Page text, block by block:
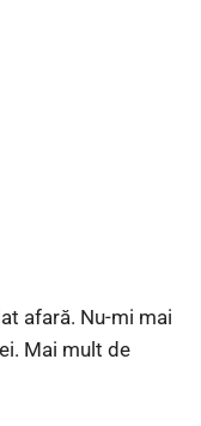
afară. Nu-mi mai
Mai mult de